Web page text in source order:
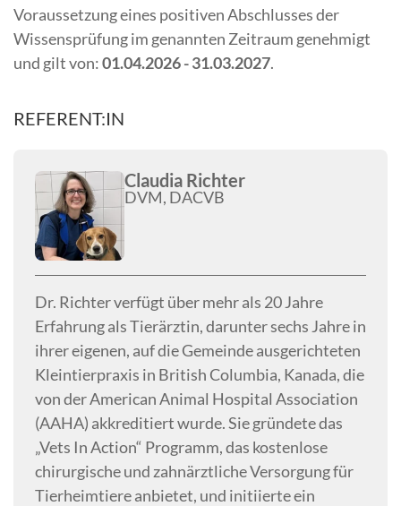
Voraussetzung eines positiven Abschlusses der
Wissensprüfung im genannten Zeitraum genehmigt
und gilt von:01.04.2026 - 31.03.2027.
REFERENT:IN
Claudia Richter
DVM, DACVB
Dr. Richter verfügt über mehr als 20 Jahre
Erfahrung als Tierärztin, darunter sechs Jahre in
ihrer eigenen, auf die Gemeinde ausgerichteten
Kleintierpraxis in British Columbia, Kanada, die
von der American Animal Hospital Association
(AAHA) akkreditiert wurde. Sie gründete das
„Vets In Action“ Programm, das kostenlose
chirurgische und zahnärztliche Versorgung für
Tierheimtiere anbietet, und initiierte ein